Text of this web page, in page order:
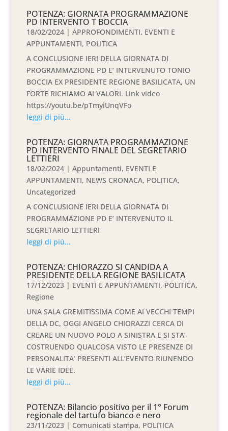
POTENZA: GIORNATA PROGRAMMAZIONE
PD INTERVENTO T BOCCIA
18/02/2024 |APPROFONDIMENTI, EVENTI E
APPUNTAMENTI, POLITICA
A CONCLUSIONE IERI DELLA GIORNATA DI
PROGRAMMAZIONE PD E’ INTERVENUTO TONIO
BOCCIA EX PRESIDENTE REGIONE BASILICATA, UN
FORTE RICHIAMO AI VALORI. Link video
https://youtu.be/pTmyiUnqVFo
leggi di più...
POTENZA: GIORNATA PROGRAMMAZIONE
PD INTERVENTO FINALE DEL SEGRETARIO
LETTIERI
18/02/2024 |Appuntamenti, EVENTI E
APPUNTAMENTI, NEWS CRONACA, POLITICA,
Uncategorized
A CONCLUSIONE IERI DELLA GIORNATA DI
PROGRAMMAZIONE PD E’ INTERVENUTO IL
SEGRETARIO LETTIERI
leggi di più...
POTENZA: CHIORAZZO SI CANDIDA A
PRESIDENTE DELLA REGIONE BASILICATA
17/12/2023 | EVENTI E APPUNTAMENTI, POLITICA,
Regione
UNA SALA GREMITISSIMA COME AI VECCHI TEMPI
DELLA DC, OGGI ANGELO CHIORAZZI CERCA DI
CREARE UN NUOVO POLO A SINISTRA E SI STA’
COSTRUENDO QUALCOSA VISTO LE PRESENZE DI
PERSONALITA’ PRESENTI ALL’EVENTO RIUNENDO
LE VARIE IDEE.
leggi di più...
POTENZA: Bilancio positivo per il 1° Forum
regionale del tartufo bianco e nero
23/11/2023 | Comunicati stampa, POLITICA